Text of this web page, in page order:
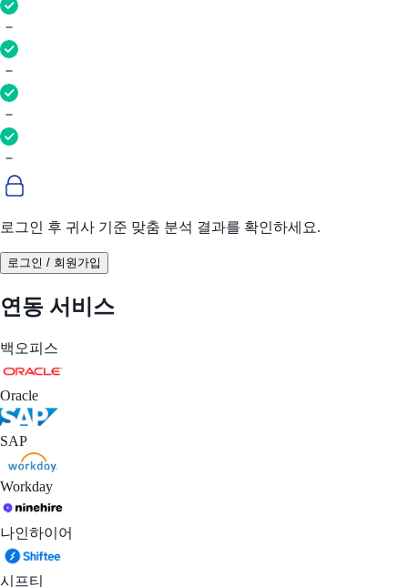
로그인 후 귀사 기준 맞춤 분석 결과를 확인하세요.
로그인 / 회원가입
연동 서비스
백오피스
Oracle
SAP
Workday
나인하이어
시프티